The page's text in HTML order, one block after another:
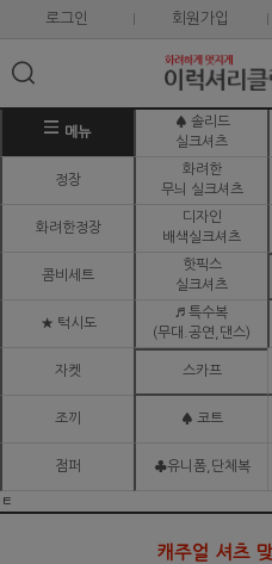
로그인 회원가입
메뉴
♠ 솔리드
실크셔츠
정장
화려한
무늬 실크셔츠
화려한정장
디자인
배색실크셔츠
콤비세트
핫픽스
실크셔츠
★ 턱시도
♬ 특수복
(무대.공연,댄스)
자켓 스카프
조끼 ♠ 코트
점퍼 ♣유니폼,단체복
ㅌ
캐주얼 셔츠